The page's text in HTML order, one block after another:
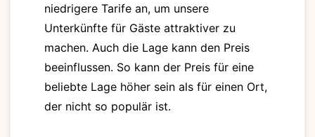
niedrigere Tarife an, um unsere
Unterkünfte für Gäste attraktiver zu
machen. Auch die Lage kann den Preis
beeinflussen. So kann der Preis für eine
beliebte Lage höher sein als für einen Ort,
der nicht so populär ist.